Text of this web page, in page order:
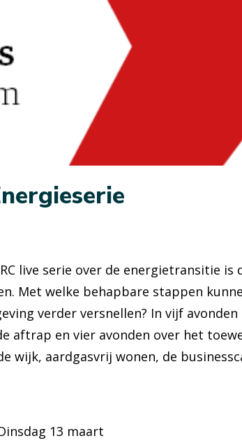
live serie over de energietransitie
Met welke behapbare stappen
verder versnellen? In vijf
aftrap en vier avonden over het
wijk, aardgasvrij wonen, de
13 maart